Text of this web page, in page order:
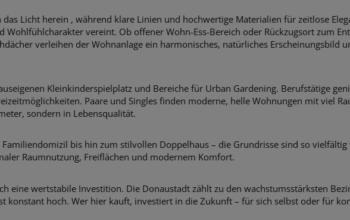
Licht herein , während klare Linien und hochwertige Materialien für zeitlose
vereint. Ob offener Wohn-Ess-Bereich oder Rückzugsort zum
verleihen der Wohnanlage ein harmonisches, natürliches Erscheinungsbild
Kleinkinderspielplatz und Bereiche für Urban Gardening. Berufstätige
Paare und Singles finden moderne, helle Wohnungen mit viel
sondern in Lebensqualität.
bis hin zum stilvollen Doppelhaus – die Grundrisse sind so
Raumnutzung, Freiflächen und modernem Komfort.
eine wertstabile Investition. Die Donaustadt zählt zu den wachstumsstärksten
konstant hoch. Wer hier kauft, investiert in die Zukunft – für sich selbst oder für